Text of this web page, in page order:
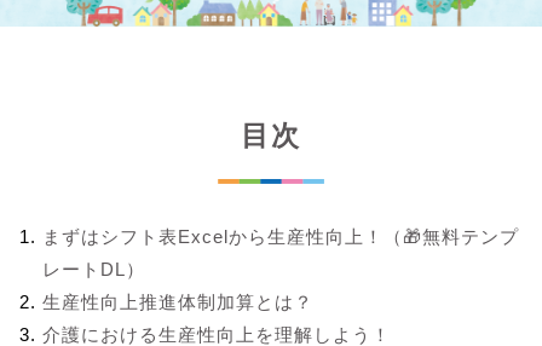
目次
まずはシフト表Excelから生産性向上！（🎁無料テンプ
レートDL）
生産性向上推進体制加算とは？
介護における生産性向上を理解しよう！